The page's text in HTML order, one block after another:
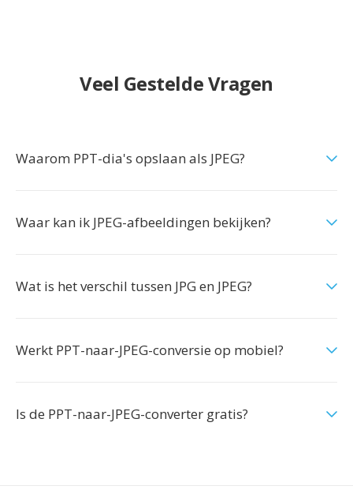
Veel Gestelde Vragen
Waarom PPT-dia's opslaan als JPEG?
Waar kan ik JPEG-afbeeldingen bekijken?
Wat is het verschil tussen JPG en JPEG?
Werkt PPT-naar-JPEG-conversie op mobiel?
Is de PPT-naar-JPEG-converter gratis?